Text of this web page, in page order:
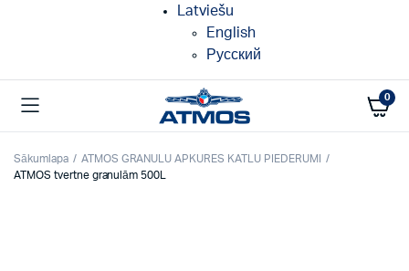
Latviešu
English
Русский
0
Sākumlapa
ATMOS GRANULU APKURES KATLU PIEDERUMI
ATMOS tvertne granulām 500L